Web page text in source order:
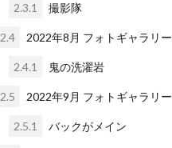
2.3.1 撮影隊
2.4 2022年8月 フォトギャラリー
2.4.1 鬼の洗濯岩
2.5 2022年9月 フォトギャラリー
2.5.1 バックがメイン